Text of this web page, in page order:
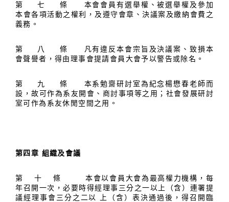
第 七 條 本會會員有選舉權、被選舉權及參加
本會各項活動之權利，及遵守會章、決議案及繳納會費之
義務。
第 八 條 凡有違反本會宗旨及決議案、致損本
會聲譽者，得由理事會提請會員大會予以警告或除名。
第 九 條 本系勉齋研討室為紀念楊懋春老師而
設，故可作為系友開會、商討事項等之用；社會發展研討
室可作為系友休閒空間之用。
第四章 組織及會議
第 十 條 本會以會員大會為最高權力機構，每
年召開一次，必要時得經理事三分之一以上（含）連署提
議經理事會三分之二以 上（含）表決通過後，得召開臨